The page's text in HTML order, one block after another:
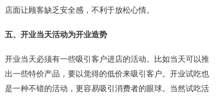
店面让顾客缺乏安全感，不利于放松心情。
五、开业当天活动为开业造势
开业当天必须有一些吸引客户进店的活动。比如当天可以推
出一些特价产品，要以觉得的低价来吸引客户。开业试吃也
是一种不错的活动，更容易吸引消费者的眼球。当然试吃活